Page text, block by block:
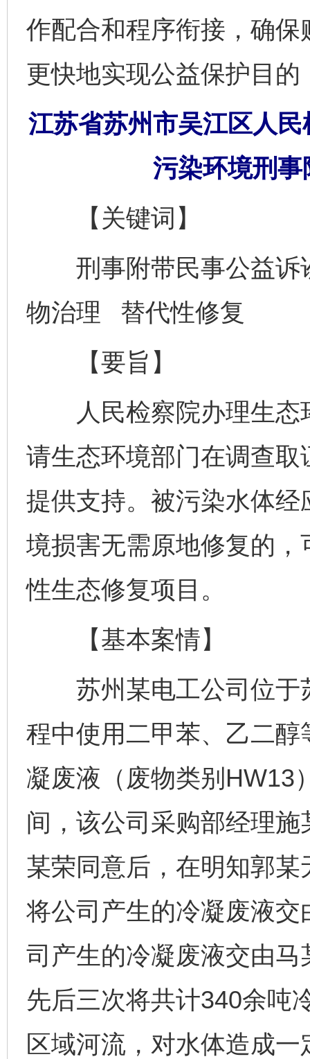
作配合和程序衔接，确
更快地实现公益保护目
江苏省苏州市吴江区人
污染环境刑
【关键词】
刑事附带民事公益诉
物治理 替代性修复
【要旨】
人民检察院办理生态
请生态环境部门在调查
提供支持。被污染水体
境损害无需原地修复的
性生态修复项目。
【基本案情】
苏州某电工公司位于
程中使用二甲苯、乙二
凝废液（废物类别HW13
间，该公司采购部经理
某荣同意后，在明知郭
将公司产生的冷凝废液
司产生的冷凝废液交由
先后三次将共计340余吨
区域河流，对水体造成